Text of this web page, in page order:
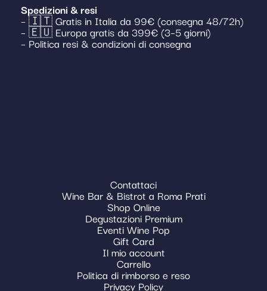
Spedizioni & resi
– 🇮🇹 Gratis in Italia da 99€ (consegna 48/72h)
– 🇪🇺 Europa gratis da 399€ (3–5 giorni)
– Politica resi & condizioni di consegna
Contattaci
Wine Bar & Bistrot a Roma Prati
Shop Online
Degustazioni Premium
Eventi Wine Pop
Gift Card
Il mio account
Carrello
Politica di rimborso e reso
Privacy Policy